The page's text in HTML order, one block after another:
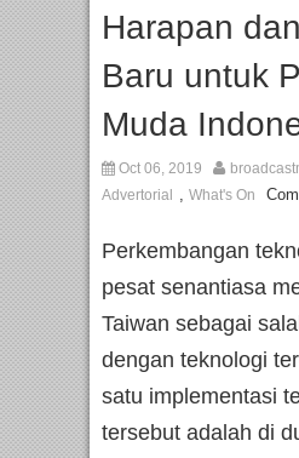
Harapan
Baru untuk
Muda
Oct 06, 2019
Advertorial
, What's On
Perkembangan
pesat senantiasa
Taiwan sebagai
dengan teknologi
satu implementasi
tersebut adalah di